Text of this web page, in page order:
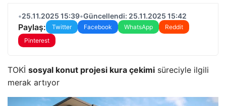
•25.11.2025 15:39•Güncellendi: 25.11.2025 15:42
Paylaş: Twitter Facebook WhatsApp
Reddit
Pinterest
TOKİ sosyal konut projesi kura çekimi süreciyle ilgili
merak artıyor